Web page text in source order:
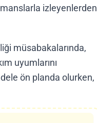
izleyenlerden
müsabakalarında,
uyumlarını
ön planda olurken,